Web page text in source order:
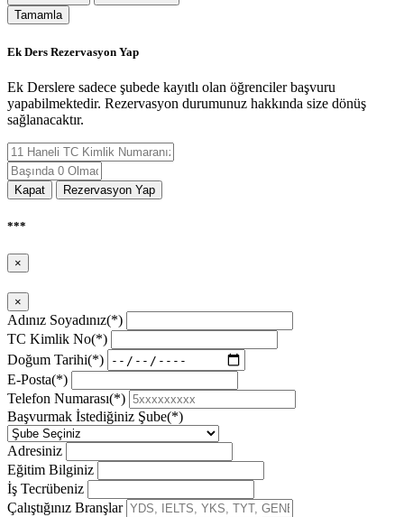
Tamamla
Ek Ders Rezervasyon Yap
Ek Derslere sadece şubede kayıtlı olan öğrenciler başvuru
yapabilmektedir. Rezervasyon durumunuz hakkında size dönüş
sağlanacaktır.
Kapat Rezervasyon Yap
***
×
×
Adınız Soyadınız(*)
TC Kimlik No(*)
Doğum Tarihi(*)
E-Posta(*)
Telefon Numarası(*)
Başvurmak İstediğiniz Şube(*)
Adresiniz
Eğitim Bilginiz
İş Tecrübeniz
Çalıştığınız Branşlar